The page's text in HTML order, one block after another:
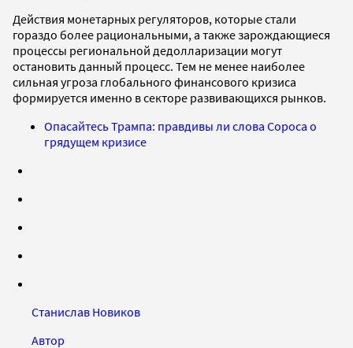
Действия монетарных регуляторов, которые стали
гораздо более рациональными, а также зарождающиеся
процессы региональной дедолларизации могут
остановить данный процесс. Тем не менее наиболее
сильная угроза глобального финансового кризиса
формируется именно в секторе развивающихся рынков.
Опасайтесь Трампа: правдивы ли слова Сороса о
грядущем кризисе
Станислав Новиков
Автор